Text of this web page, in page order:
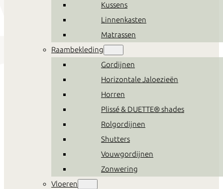
Kussens
Linnenkasten
Matrassen
Raambekleding
Gordijnen
Horizontale Jaloezieën
Horren
Plissé & DUETTE® shades
Rolgordijnen
Shutters
Vouwgordijnen
Zonwering
Vloeren